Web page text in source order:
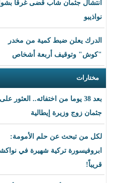
قضى غرقا بشواطئ
كمية من مخدر
أشخاص
اختفائه.. العثور على
حلم الأمومة:
شهيرة في نواكشوط